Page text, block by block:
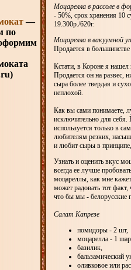
—
по
Моцарелла в рассоле в
- 50%, срок хранения 10
19.300р./620г.
Моцарелла в вакуумной
Продается в
Кстати, в Короне я
Продается он на развес,
сыра более твердая и
неплохой.
Как вы сами понимаете,
исключительно для
используется только в
любителям резких,
и любит сыры в принципе,
Узнать и оценить вкус
всегда ее лучше
моцареллы, как мне
может радовать тот
что бы мы - белорусские
Салат Капрезе
помидоры - 2 шт,
моцарелла - 1
базилик,
бальзамический
оливковое или